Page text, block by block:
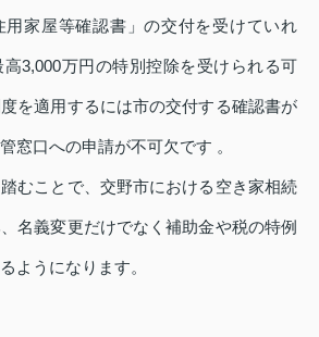
用家屋等確認書」の交付を受けていれ
3,000万円の特別控除を受けられる可
を適用するには市の交付する確認書が
窓口への申請が不可欠です 。
むことで、交野市における空き家相続
名義変更だけでなく補助金や税の特例
ようになります。